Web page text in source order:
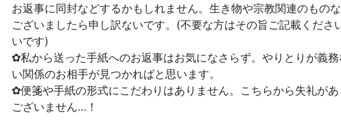
お返事に同封などするかもしれません。生き物や宗教関連のもの
ございましたら申し訳ないです。(不要な方はその旨ご記載くださ
いです)
✿私から送った手紙へのお返事はお気になさらず。やりとりが義
い関係のお相手が見つかればと思います。
✿便箋や手紙の形式にこだわりはありません。こちらから失礼が
ございません…！